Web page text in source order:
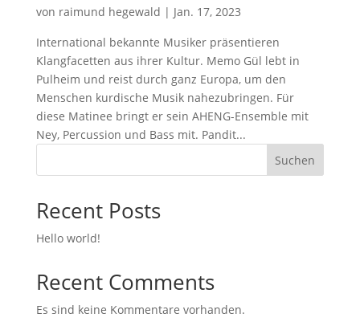
von raimund hegewald | Jan. 17, 2023
International bekannte Musiker präsentieren
Klangfacetten aus ihrer Kultur. Memo Gül lebt in
Pulheim und reist durch ganz Europa, um den
Menschen kurdische Musik nahezubringen. Für
diese Matinee bringt er sein AHENG-Ensemble mit
Ney, Percussion und Bass mit. Pandit...
Suchen
Recent Posts
Hello world!
Recent Comments
Es sind keine Kommentare vorhanden.